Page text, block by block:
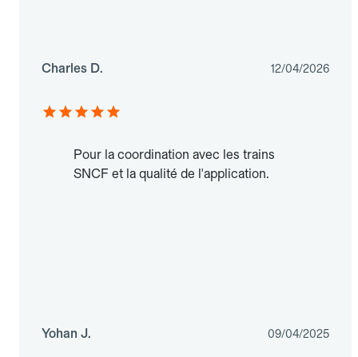
Charles D. 12/04/2026
Pour la coordination avec les trains
SNCF et la qualité de l'application.
Yohan J. 09/04/2025